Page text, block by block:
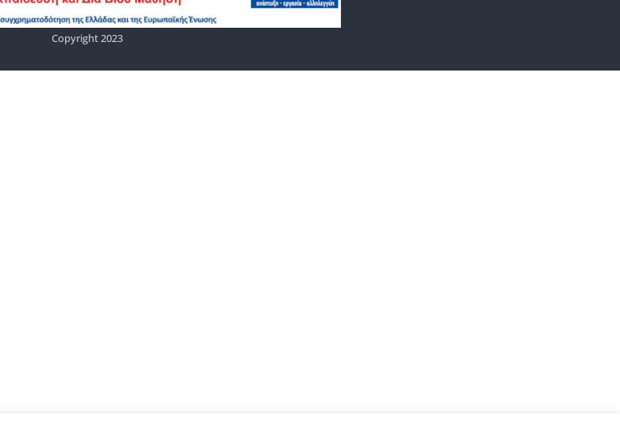
Copyright 2023